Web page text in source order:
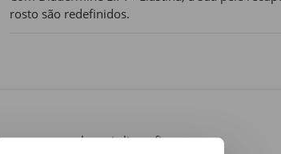
rosto são redefinidos.
para uma pele mais lisa e firme.